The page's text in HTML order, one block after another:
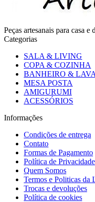
Peças artesanais para casa
Categorias
SALA & LIVING
COPA & COZINHA
BANHEIRO &
MESA POSTA
AMIGURUMI
ACESSÓRIOS
Informações
Condições de entrega
Contato
Formas de Pagamento
Política de Privacidade
Quem Somos
Termos e Politicas da
Trocas e devoluções
Política de cookies